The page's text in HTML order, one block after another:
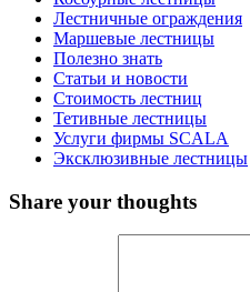
Лестничные ограждения
Маршевые лестницы
Полезно знать
Статьи и новости
Стоимость лестниц
Тетивные лестницы
Услуги фирмы SCALA
Эксклюзивные лестницы
Share your thoughts